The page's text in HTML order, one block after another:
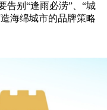
告别“逢雨必涝”、“城
海绵城市的品牌策略